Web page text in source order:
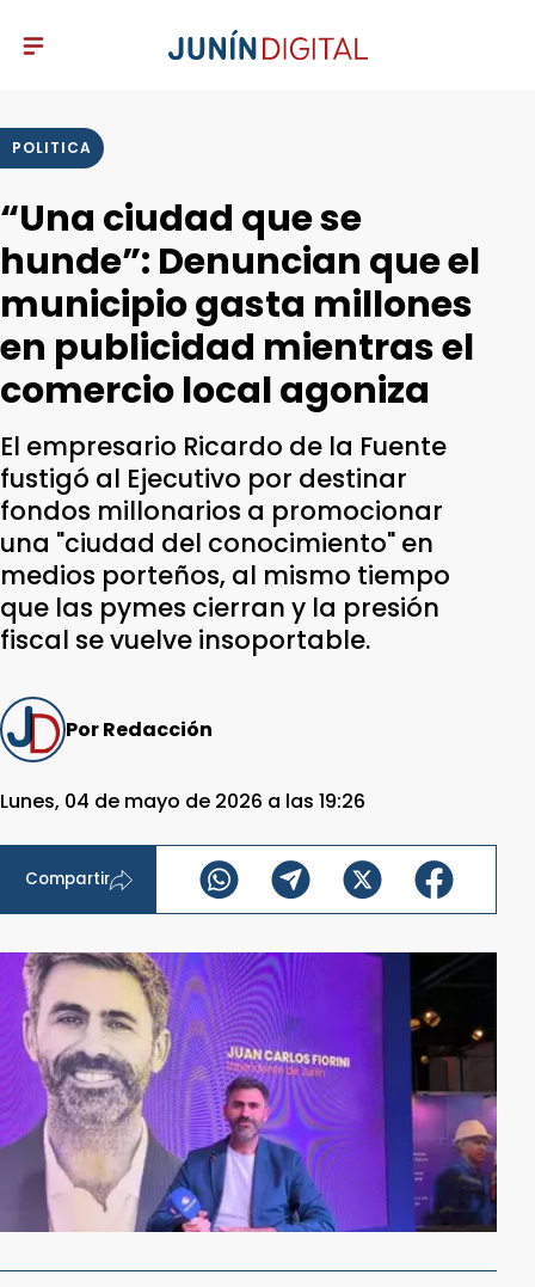
POLITICA
“Una ciudad que se
hunde”: Denuncian que el
municipio gasta millones
en publicidad mientras el
comercio local agoniza
El empresario Ricardo de la Fuente
fustigó al Ejecutivo por destinar
fondos millonarios a promocionar
una "ciudad del conocimiento" en
medios porteños, al mismo tiempo
que las pymes cierran y la presión
fiscal se vuelve insoportable.
Por Redacción
Lunes, 04 de mayo de 2026 a las 19:26
Compartir